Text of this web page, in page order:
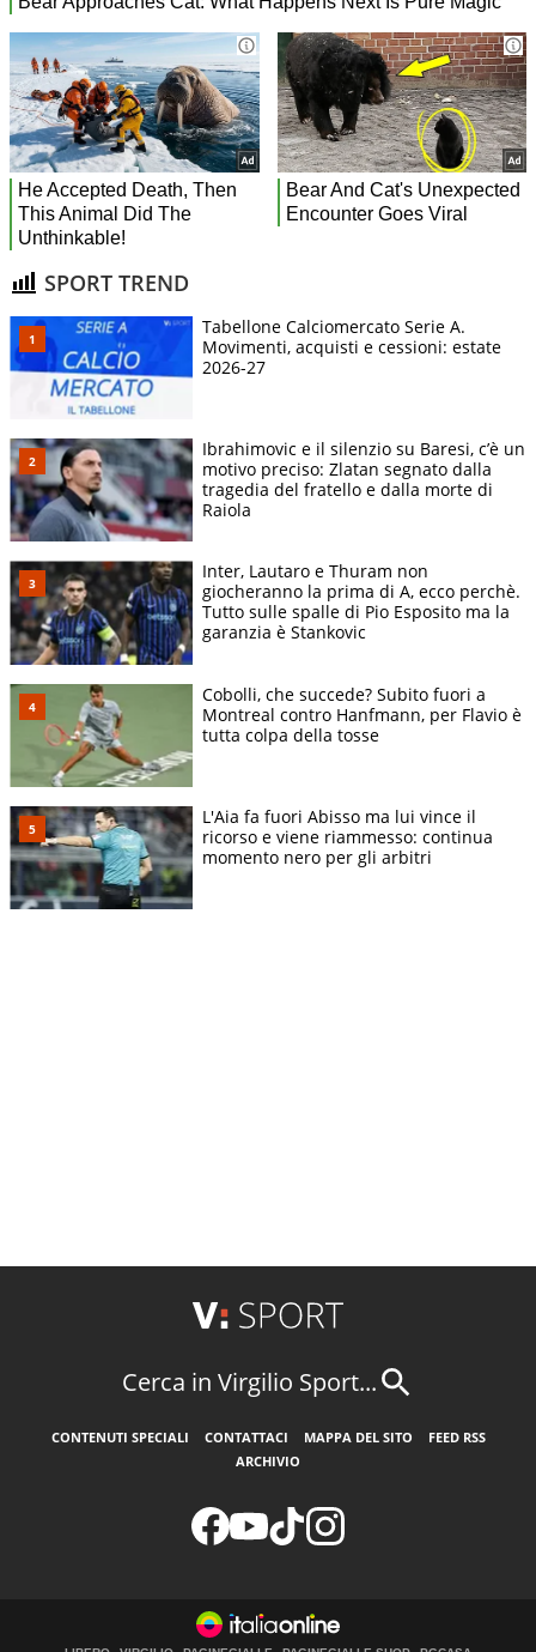
SPORT TREND
Tabellone Calciomercato Serie A.
Movimenti, acquisti e cessioni: estate
2026-27
Ibrahimovic e il silenzio su Baresi, c’è un
motivo preciso: Zlatan segnato dalla
tragedia del fratello e dalla morte di
Raiola
Inter, Lautaro e Thuram non
giocheranno la prima di A, ecco perchè.
Tutto sulle spalle di Pio Esposito ma la
garanzia è Stankovic
Cobolli, che succede? Subito fuori a
Montreal contro Hanfmann, per Flavio è
tutta colpa della tosse
L'Aia fa fuori Abisso ma lui vince il
ricorso e viene riammesso: continua
momento nero per gli arbitri
Cerca in Virgilio Sport...
CONTENUTI SPECIALI CONTATTACI MAPPA DEL SITO
FEED RSS
ARCHIVIO